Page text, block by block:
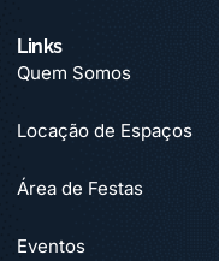
Links
Quem Somos
Locação de Espaços
Área de Festas
Eventos